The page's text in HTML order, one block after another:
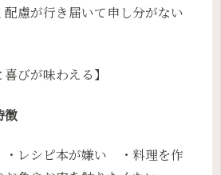
慮が行き届いて申し分がない
びが味わえる】
徴
・レシピ本が嫌い ・料理を作